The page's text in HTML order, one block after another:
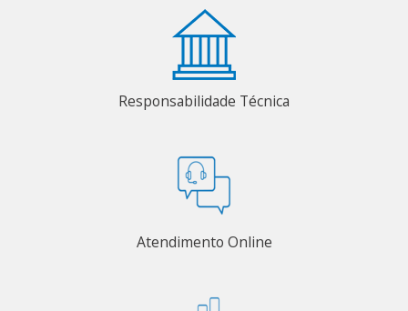
Responsabilidade Técnica
Atendimento Online